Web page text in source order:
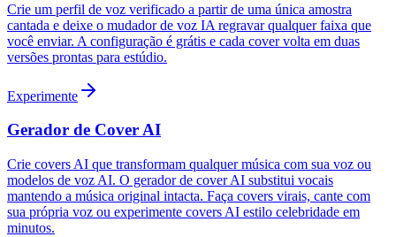
Crie um perfil de voz verificado a partir de uma única amostra
cantada e deixe o mudador de voz IA regravar qualquer faixa que
você enviar. A configuração é grátis e cada cover volta em duas
versões prontas para estúdio.
Experimente
Gerador de Cover AI
Crie covers AI que transformam qualquer música com sua voz ou
modelos de voz AI. O gerador de cover AI substitui vocais
mantendo a música original intacta. Faça covers virais, cante com
sua própria voz ou experimente covers AI estilo celebridade em
minutos.